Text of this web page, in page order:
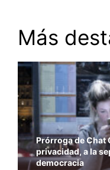
Más
Prórroga de Chat
privacidad, a la
democracia